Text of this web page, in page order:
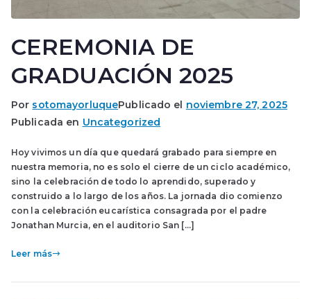
CEREMONIA DE
GRADUACIÓN 2025
Por sotomayorluquePublicado el noviembre 27, 2025
Publicada en Uncategorized
Hoy vivimos un día que quedará grabado para siempre en
nuestra memoria, no es solo el cierre de un ciclo académico,
sino la celebración de todo lo aprendido, superado y
construido a lo largo de los años. La jornada dio comienzo
con la celebración eucarística consagrada por el padre
Jonathan Murcia, en el auditorio San […]
Leer más